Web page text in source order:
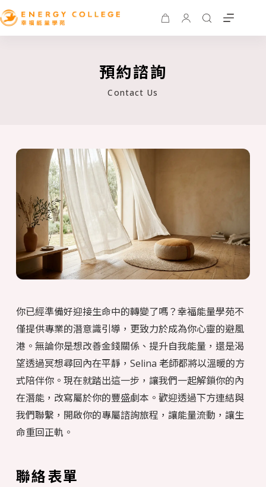
預約諮詢
Contact Us
你已經準備好迎接生命中的轉變了嗎？幸福能量學苑不
僅提供專業的潛意識引導，更致力於成為你心靈的避風
港。無論你是想改善金錢關係、提升自我能量，還是渴
望透過冥想尋回內在平靜，Selina 老師都將以溫暖的方
式陪伴你。現在就踏出這一步，讓我們一起解鎖你的內
在潛能，改寫屬於你的豐盛劇本。歡迎透過下方連結與
我們聯繫，開啟你的專屬諮詢旅程，讓能量流動，讓生
命重回正軌。
聯絡表單